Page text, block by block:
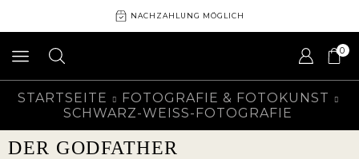
NACHZAHLUNG MÖGLICH
0
STARTSEITE
FOTOGRAFIE & FOTOKUNST
SCHWARZ-WEISS-FOTOGRAFIE
DER GODFATHER